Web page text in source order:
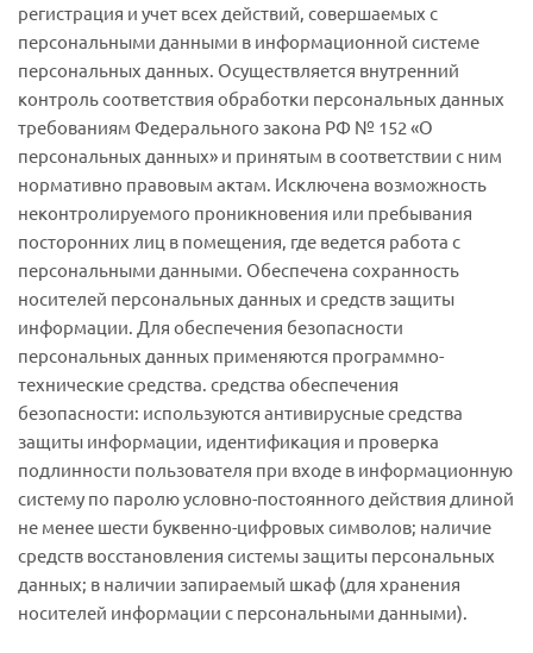
регистрация и учет всех действий, совершаемых с
персональными данными в информационной системе
персональных данных. Осуществляется внутренний
контроль соответствия обработки персональных данных
требованиям Федерального закона РФ № 152 «О
персональных данных» и принятым в соответствии с ним
нормативно правовым актам. Исключена возможность
неконтролируемого проникновения или пребывания
посторонних лиц в помещения, где ведется работа с
персональными данными. Обеспечена сохранность
носителей персональных данных и средств защиты
информации. Для обеспечения безопасности
персональных данных применяются программно-
технические средства. средства обеспечения
безопасности: используются антивирусные средства
защиты информации, идентификация и проверка
подлинности пользователя при входе в информационную
систему по паролю условно-постоянного действия длиной
не менее шести буквенно-цифровых символов; наличие
средств восстановления системы защиты персональных
данных; в наличии запираемый шкаф (для хранения
носителей информации с персональными данными).